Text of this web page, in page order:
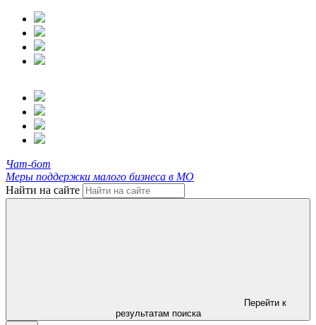
Чат-бот
Меры поддержки малого бизнеса в МО
Найти на сайте
Перейти к
результатам поиска